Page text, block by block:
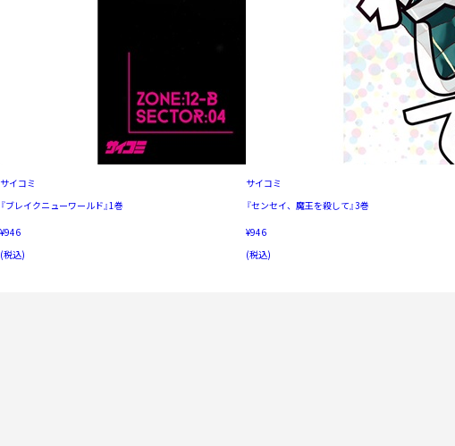
サイコミ
『ブレイクニューワールド』1巻
¥946
(税込)
サイコミ
『センセイ、魔王を殺して』3巻
¥946
(税込)